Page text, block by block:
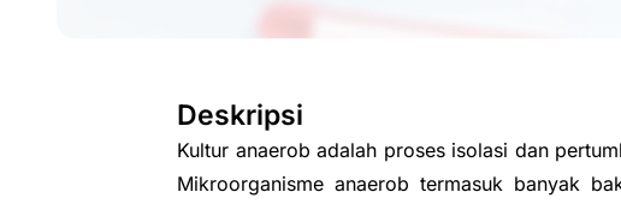
Deskripsi
Kultur anaerob adalah proses isolasi dan
Mikroorganisme anaerob termasuk banyak